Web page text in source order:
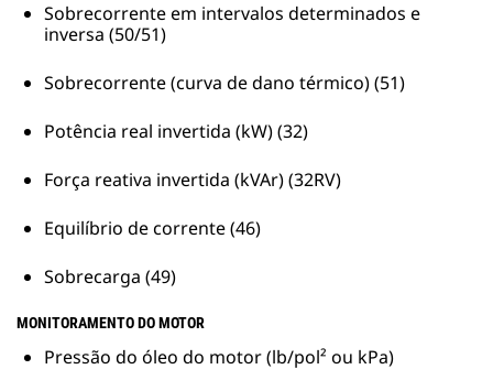
Sobrecorrente em intervalos determinados e
inversa (50/51)
Sobrecorrente (curva de dano térmico) (51)
Potência real invertida (kW) (32)
Força reativa invertida (kVAr) (32RV)
Equilíbrio de corrente (46)
Sobrecarga (49)
MONITORAMENTO DO MOTOR
Pressão do óleo do motor (lb/pol² ou kPa)